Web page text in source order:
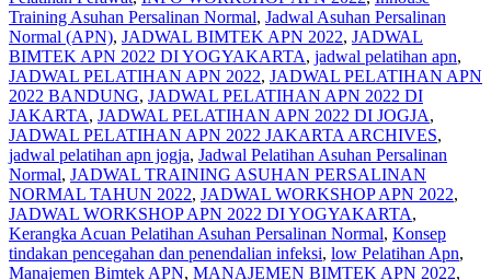
Training Asuhan Persalinan Normal, Jadwal Asuhan Persalinan
Normal (APN), JADWAL BIMTEK APN 2022, JADWAL
BIMTEK APN 2022 DI YOGYAKARTA, jadwal pelatihan apn,
JADWAL PELATIHAN APN 2022, JADWAL PELATIHAN APN
2022 BANDUNG, JADWAL PELATIHAN APN 2022 DI
JAKARTA, JADWAL PELATIHAN APN 2022 DI JOGJA,
JADWAL PELATIHAN APN 2022 JAKARTA ARCHIVES,
jadwal pelatihan apn jogja, Jadwal Pelatihan Asuhan Persalinan
Normal, JADWAL TRAINING ASUHAN PERSALINAN
NORMAL TAHUN 2022, JADWAL WORKSHOP APN 2022,
JADWAL WORKSHOP APN 2022 DI YOGYAKARTA,
Kerangka Acuan Pelatihan Asuhan Persalinan Normal, Konsep
tindakan pencegahan dan penendalian infeksi, low Pelatihan Apn,
Manajemen Bimtek APN, MANAJEMEN BIMTEK APN 2022,